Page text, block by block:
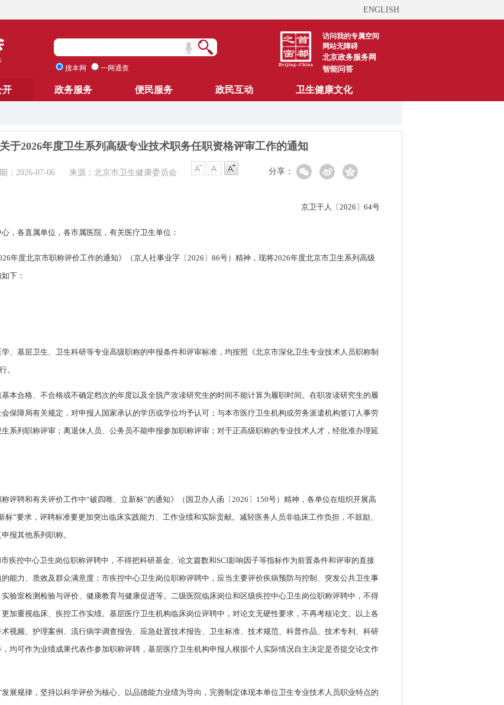
ENGLISH
访问我的专属空间
网站无障碍
北京政务服务网
智能问答
搜本网 一网通查
开 政务服务 便民服务 政民互动 卫生健康文化
于2026年度卫生系列高级专业技术职务任职资格评审工作的通知
：2026-07-06 来源：北京市卫生健康委员会 分享：
京卫干人〔2026〕64号
，各直属单位，各市属医院，有关医疗卫生单位：
年度北京市职称评价工作的通知》（京人社事业字〔2026〕86号）精神，现将2026年度北京市卫生系列高级
下：
、基层卫生、卫生科研等专业高级职称的申报条件和评审标准，均按照《北京市深化卫生专业技术人员职称制
。
本合格、不合格或不确定档次的年度以及全脱产攻读研究生的时间不能计算为履职时间。在职攻读研究生的履
保障局有关规定，对申报人国家承认的学历或学位均予认可；与本市医疗卫生机构或劳务派遣机构签订人事劳
系列职称评审；离退休人员、公务员不能申报参加职称评审；对于正高级职称的专业技术人才，经批准办理延
评聘和有关评价工作中“破四唯、立新标”的通知》（国卫办人函〔2026〕150号）精神，各单位在组织开展高
”要求，评聘标准要更加突出临床实践能力、工作业绩和实际贡献。减轻医务人员非临床工作负担，不鼓励、
报其他系列职称。
疾控中心卫生岗位职称评聘中，不得把科研基金、论文篇数和SCI影响因子等指标作为前置条件和评审的直接
能力、质效及群众满意度；市疾控中心卫生岗位职称评聘中，应当主要评价疾病预防与控制、突发公共卫生事
验室检测检验与评价、健康教育与健康促进等。二级医院临床岗位和区级疾控中心卫生岗位职称评聘中，不得
加重视临床、疾控工作实绩。基层医疗卫生机构临床岗位评聘中，对论文无硬性要求，不再考核论文。以上各
视频、护理案例、流行病学调查报告、应急处置技术报告、卫生标准、技术规范、科普作品、技术专利、科研
均可作为业绩成果代表作参加职称评聘，基层医疗卫生机构申报人根据个人实际情况自主决定是否提交论文作
展规律，坚持以科学评价为核心、以品德能力业绩为导向，完善制定体现本单位卫生专业技术人员职业特点的